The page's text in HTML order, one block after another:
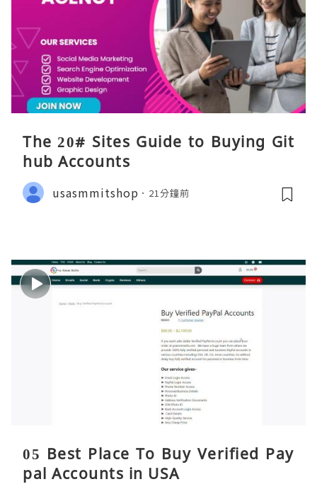
The 20# Sites Guide to Buying Git
hub Accounts
usasmmitshop 21分鐘前
05 Best Place To Buy Verified Pay
pal Accounts in USA